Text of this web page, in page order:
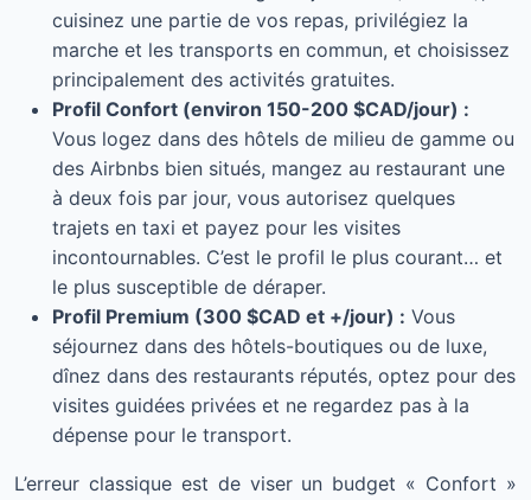
cuisinez une partie de vos repas, privilégiez la
marche et les transports en commun, et choisissez
principalement des activités gratuites.
Profil Confort (environ 150-200 $CAD/jour) :
Vous logez dans des hôtels de milieu de gamme ou
des Airbnbs bien situés, mangez au restaurant une
à deux fois par jour, vous autorisez quelques
trajets en taxi et payez pour les visites
incontournables. C’est le profil le plus courant… et
le plus susceptible de déraper.
Profil Premium (300 $CAD et +/jour) : Vous
séjournez dans des hôtels-boutiques ou de luxe,
dînez dans des restaurants réputés, optez pour des
visites guidées privées et ne regardez pas à la
dépense pour le transport.
L’erreur classique est de viser un budget « Confort »